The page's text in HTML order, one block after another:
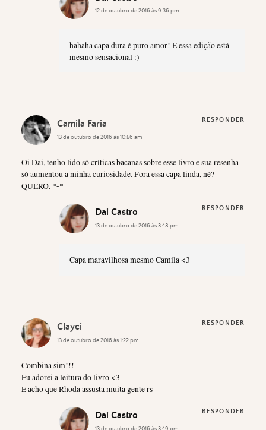
12 de outubro de 2016 às 9:36 pm
hahaha capa dura é puro amor! E essa edição está
mesmo sensacional :)
Camila Faria
13 de outubro de 2016 às 10:56 am
Oi Dai, tenho lido só críticas bacanas sobre esse livro e sua resenha
só aumentou a minha curiosidade. Fora essa capa linda, né?
QUERO. *-*
RESPONDER
Dai Castro
13 de outubro de 2016 às 3:48 pm
Capa maravilhosa mesmo Camila <3
RESPONDER
Clayci
13 de outubro de 2016 às 1:22 pm
Combina sim!!!
Eu adorei a leitura do livro <3
E acho que Rhoda assusta muita gente rs
RESPONDER
Dai Castro
13 de outubro de 2016 às 3:49 pm
RESPONDER